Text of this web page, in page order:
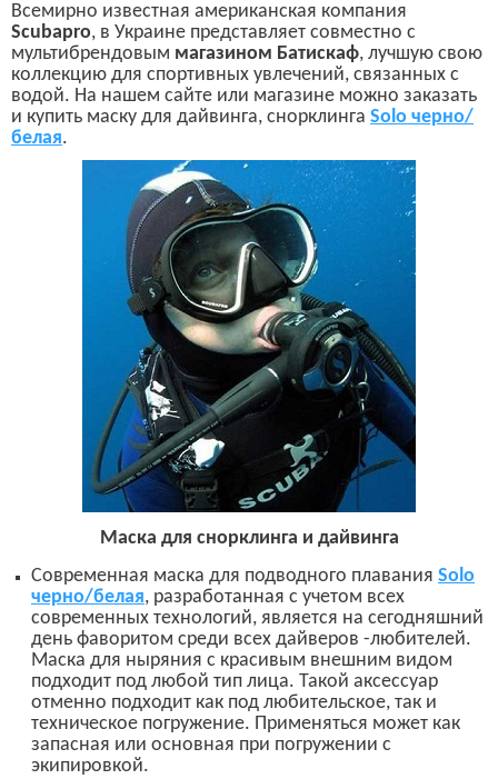
Всемирно известная американская компания
Scubapro, в Украине представляет совместно с
мультибрендовым магазином Батискаф, лучшую свою
коллекцию для спортивных увлечений, связанных с
водой. На нашем сайте или магазине можно заказать
и купить маску для дайвинга, снорклинга Solo черно/
белая.
Маска для снорклинга и дайвинга
Современная маска для подводного плавания Solo
черно/белая, разработанная с учетом всех
современных технологий, является на сегодняшний
день фаворитом среди всех дайверов -любителей.
Маска для ныряния с красивым внешним видом
подходит под любой тип лица. Такой аксессуар
отменно подходит как под любительское, так и
техническое погружение. Применяться может как
запасная или основная при погружении с
экипировкой.